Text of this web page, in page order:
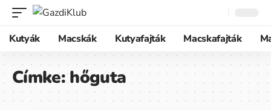
Kutyák Macskák Kutyafajták Macskafajták
Címke:hőguta